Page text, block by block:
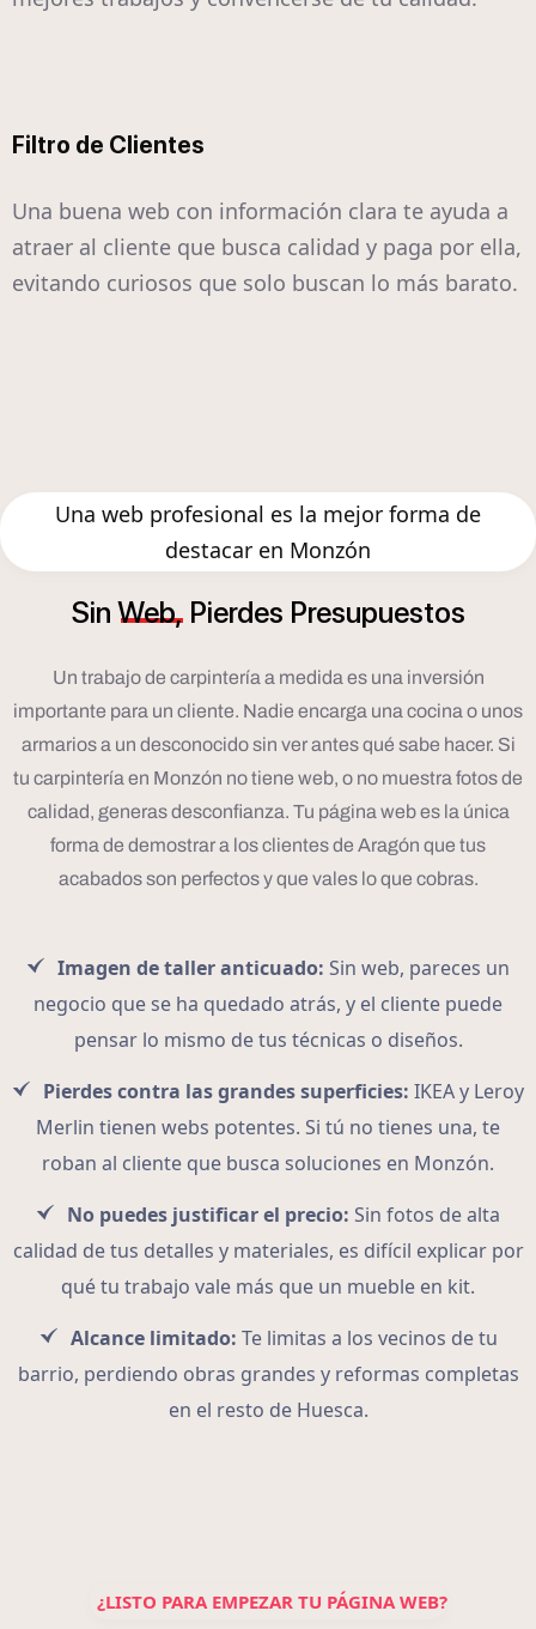
Filtro de Clientes
Una buena web con información clara te ayuda a
atraer al cliente que busca calidad y paga por ella,
evitando curiosos que solo buscan lo más barato.
Una web profesional es la mejor forma de
destacar en Monzón
Sin Web, Pierdes Presupuestos
Un trabajo de carpintería a medida es una inversión
importante para un cliente. Nadie encarga una cocina o unos
armarios a un desconocido sin ver antes qué sabe hacer. Si
tu carpintería en Monzón no tiene web, o no muestra fotos de
calidad, generas desconfianza. Tu página web es la única
forma de demostrar a los clientes de Aragón que tus
acabados son perfectos y que vales lo que cobras.
Imagen de taller anticuado: Sin web, pareces un
negocio que se ha quedado atrás, y el cliente puede
pensar lo mismo de tus técnicas o diseños.
Pierdes contra las grandes superficies: IKEA y Leroy
Merlin tienen webs potentes. Si tú no tienes una, te
roban al cliente que busca soluciones en Monzón.
No puedes justificar el precio: Sin fotos de alta
calidad de tus detalles y materiales, es difícil explicar por
qué tu trabajo vale más que un mueble en kit.
Alcance limitado: Te limitas a los vecinos de tu
barrio, perdiendo obras grandes y reformas completas
en el resto de Huesca.
¿LISTO PARA EMPEZAR TU PÁGINA WEB?